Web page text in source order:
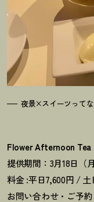
夜景×スイーツって
Flower Afternoon
提供期間：3月18日（
料金 :平日7,600円 / 土
お問い合わせ・ご予約